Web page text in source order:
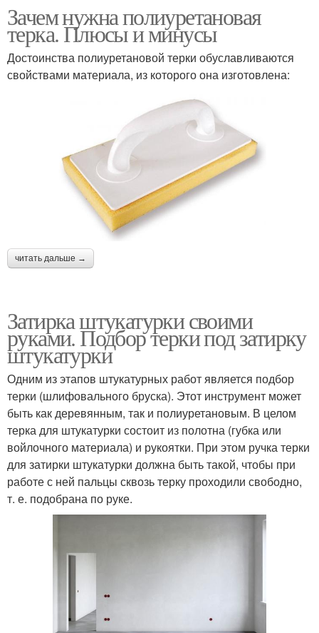
Зачем нужна полиуретановая
терка. Плюсы и минусы
Достоинства полиуретановой терки обуславливаются
свойствами материала, из которого она изготовлена:
читать дальше →
Затирка штукатурки своими
руками. Подбор терки под затирку
штукатурки
Одним из этапов штукатурных работ является подбор
терки (шлифовального бруска). Этот инструмент может
быть как деревянным, так и полиуретановым. В целом
терка для штукатурки состоит из полотна (губка или
войлочного материала) и рукоятки. При этом ручка терки
для затирки штукатурки должна быть такой, чтобы при
работе с ней пальцы сквозь терку проходили свободно,
т. е. подобрана по руке.